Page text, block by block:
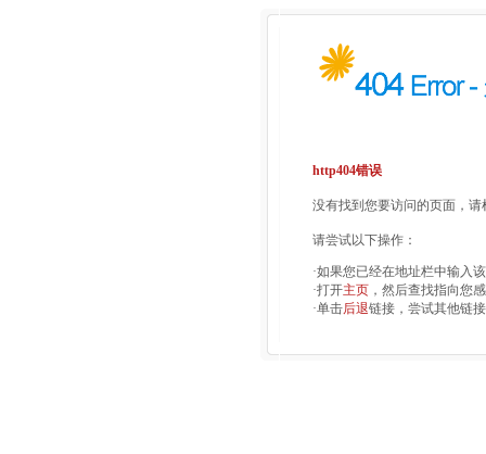
http404错误
没有找到您要访问的页面，
请尝试以下操作：
·如果您已经在地址栏中输入
·打开主页 ，然后查找指向您
·单击后退链接，尝试其他链